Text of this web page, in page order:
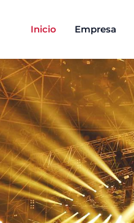
Inicio Empresa